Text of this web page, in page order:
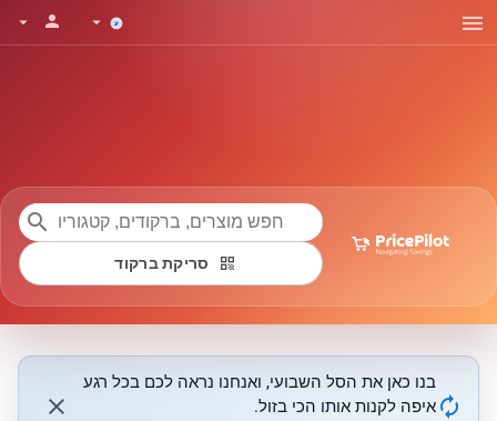
menu
arrow_drop_down
person
arrow_drop_down
search
qr_code סריקת ברקוד
autorenew
בנו כאן את הסל השבועי, ואנחנו נראה לכם בכל רגע
איפה לקנות אותו הכי בזול.
close